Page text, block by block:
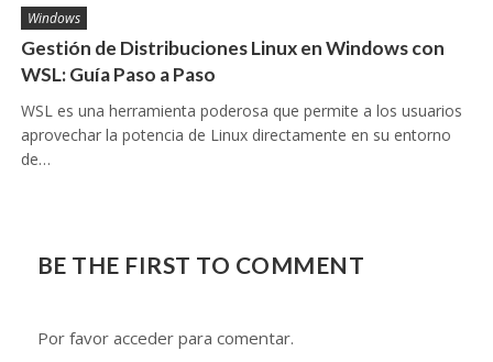
Windows
Gestión de Distribuciones Linux en Windows con
WSL: Guía Paso a Paso
WSL es una herramienta poderosa que permite a los usuarios
aprovechar la potencia de Linux directamente en su entorno
de…
BE THE FIRST TO COMMENT
Por favor acceder para comentar.